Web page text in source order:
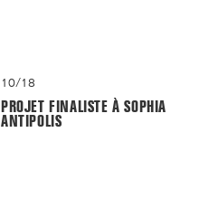
10/18
PROJET FINALISTE À SOPHIA
ANTIPOLIS